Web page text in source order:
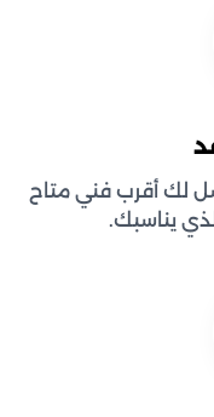
24 ساعة ونرسل لك أقرب فني متاح
يناسبك.